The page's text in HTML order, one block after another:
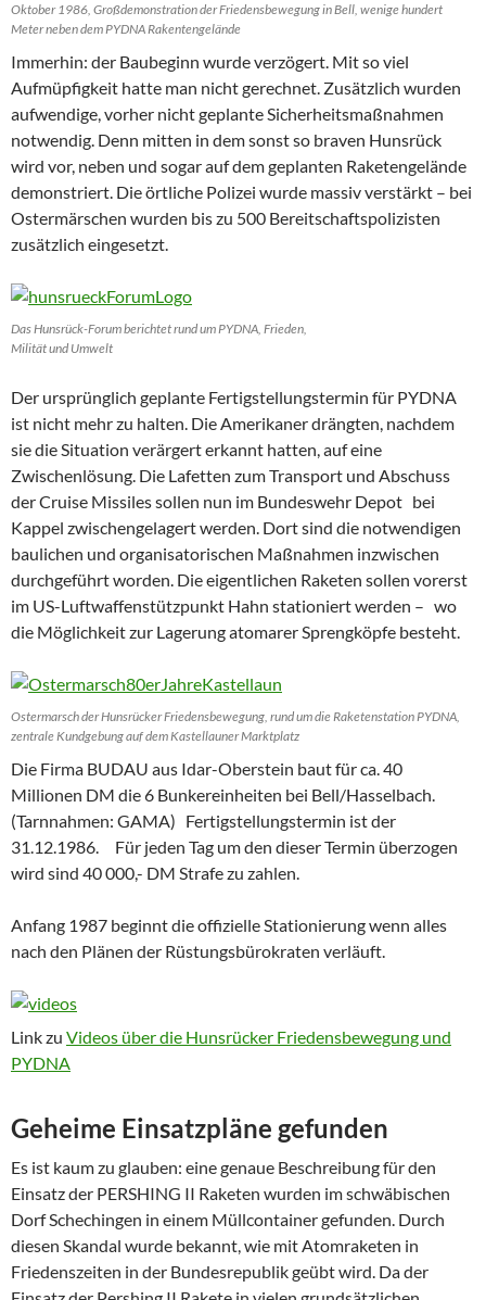
Oktober 1986, Großdemonstration der Friedensbewegung in Bell, wenige hundert
Meter neben dem PYDNA Rakentengelände
Immerhin: der Baubeginn wurde verzögert. Mit so viel
Aufmüpfigkeit hatte man nicht gerechnet. Zusätzlich wurden
aufwendige, vorher nicht geplante Sicherheitsmaßnahmen
notwendig. Denn mitten in dem sonst so braven Hunsrück
wird vor, neben und sogar auf dem geplanten Raketengelände
demonstriert. Die örtliche Polizei wurde massiv verstärkt – bei
Ostermärschen wurden bis zu 500 Bereitschaftspolizisten
zusätzlich eingesetzt.
Das Hunsrück-Forum berichtet rund um PYDNA, Frieden,
Milität und Umwelt
Der ursprünglich geplante Fertigstellungstermin für PYDNA
ist nicht mehr zu halten. Die Amerikaner drängten, nachdem
sie die Situation verärgert erkannt hatten, auf eine
Zwischenlösung. Die Lafetten zum Transport und Abschuss
der Cruise Missiles sollen nun im Bundeswehr Depot bei
Kappel zwischengelagert werden. Dort sind die notwendigen
baulichen und organisatorischen Maßnahmen inzwischen
durchgeführt worden. Die eigentlichen Raketen sollen vorerst
im US-Luftwaffenstützpunkt Hahn stationiert werden – wo
die Möglichkeit zur Lagerung atomarer Sprengköpfe besteht.
Ostermarsch der Hunsrücker Friedensbewegung, rund um die Raketenstation PYDNA,
zentrale Kundgebung auf dem Kastellauner Marktplatz
Die Firma BUDAU aus Idar-Oberstein baut für ca. 40
Millionen DM die 6 Bunkereinheiten bei Bell/Hasselbach.
(Tarnnahmen: GAMA) Fertigstellungstermin ist der
31.12.1986. Für jeden Tag um den dieser Termin überzogen
wird sind 40 000,- DM Strafe zu zahlen.
Anfang 1987 beginnt die offizielle Stationierung wenn alles
nach den Plänen der Rüstungsbürokraten verläuft.
Link zu Videos über die Hunsrücker Friedensbewegung und
PYDNA
Geheime Einsatzpläne gefunden
Es ist kaum zu glauben: eine genaue Beschreibung für den
Einsatz der PERSHING II Raketen wurden im schwäbischen
Dorf Schechingen in einem Müllcontainer gefunden. Durch
diesen Skandal wurde bekannt, wie mit Atomraketen in
Friedenszeiten in der Bundesrepublik geübt wird. Da der